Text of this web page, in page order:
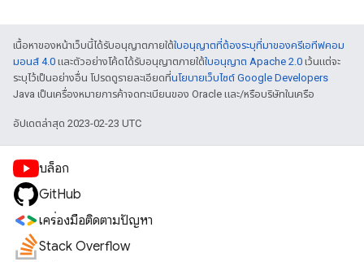
เนื้อหาของหน้าเว็บนี้ได้รับอนุญาตภายใต้ใบอนุญาตที่ต้องระบุที่มาของครีเอทีฟคอม
มอนส์ 4.0 และตัวอย่างโค้ดได้รับอนุญาตภายใต้ใบอนุญาต Apache 2.0 เว้นแต่จะ
ระบุไว้เป็นอย่างอื่น โปรดดูรายละเอียดที่นโยบายเว็บไซต์ Google Developers
Java เป็นเครื่องหมายการค้าจดทะเบียนของ Oracle และ/หรือบริษัทในเครือ
อัปเดตล่าสุด 2023-02-23 UTC
บล็อก
GitHub
เครื่องมือติดตามปัญหา
Stack Overflow